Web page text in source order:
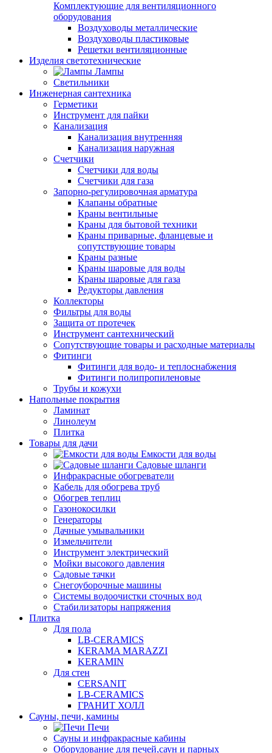
Комплектующие для вентиляционного
оборудования
Воздуховоды металлические
Воздуховоды пластиковые
Решетки вентиляционные
Изделия светотехнические
Лампы
Светильники
Инженерная сантехника
Герметики
Инструмент для пайки
Канализация
Канализация внутренняя
Канализация наружная
Счетчики
Счетчики для воды
Счетчики для газа
Запорно-регулировочная арматура
Клапаны обратные
Краны вентильные
Краны для бытовой техники
Краны приварные, фланцевые и
сопутствующие товары
Краны разные
Краны шаровые для воды
Краны шаровые для газа
Редукторы давления
Коллекторы
Фильтры для воды
Защита от протечек
Инструмент сантехнический
Сопутствующие товары и расходные материалы
Фитинги
Фитинги для водо- и теплоснабжения
Фитинги полипропиленовые
Трубы и кожухи
Напольные покрытия
Ламинат
Линолеум
Плитка
Товары для дачи
Емкости для воды
Садовые шланги
Инфракрасные обогреватели
Кабель для обогрева труб
Обогрев теплиц
Газонокосилки
Генераторы
Дачные умывальники
Измельчители
Инструмент электрический
Мойки высокого давления
Садовые тачки
Снегоуборочные машины
Системы водоочистки сточных вод
Стабилизаторы напряжения
Плитка
Для пола
LB-CERAMICS
KERAMA MARAZZI
KERAMIN
Для стен
CERSANIT
LB-CERAMICS
ГРАНИТ ХОЛЛ
Сауны, печи, камины
Печи
Сауны и инфракрасные кабины
Оборудование для печей,саун и парных